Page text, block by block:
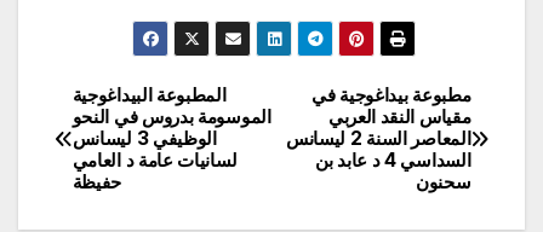
تصفّح
المقالات
المطبوعة البيداغوجية
الموسومة بدروس في النحو
الوظيفي 3 ليسانس
لسانيات عامة د العامي
حفيظة
مطبوعة بيداغوجية في
مقياس النقد العربي
المعاصر السنة 2 ليسانس
السداسي 4 د عابد بن
سحنون